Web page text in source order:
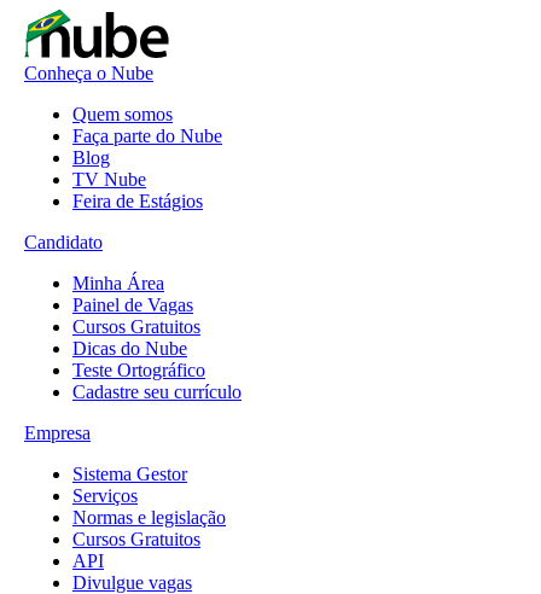
Conheça o Nube
Quem somos
Faça parte do Nube
Blog
TV Nube
Feira de Estágios
Candidato
Minha Área
Painel de Vagas
Cursos Gratuitos
Dicas do Nube
Teste Ortográfico
Cadastre seu currículo
Empresa
Sistema Gestor
Serviços
Normas e legislação
Cursos Gratuitos
API
Divulgue vagas